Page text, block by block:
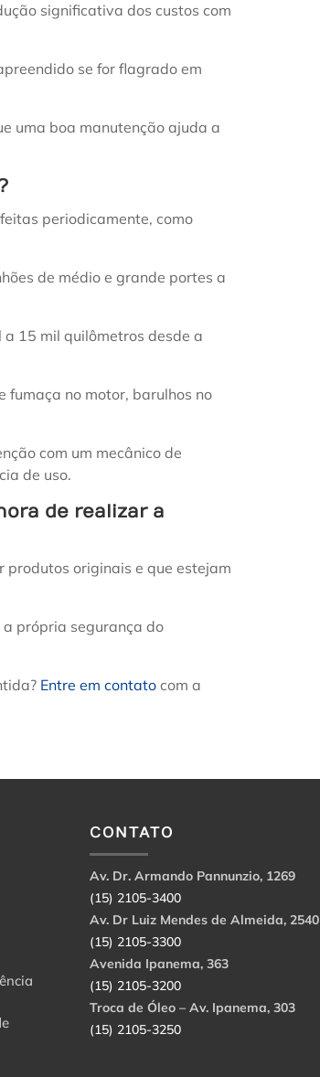
significativa dos custos com
se for flagrado em
uma boa manutenção ajuda a
periodicamente, como
de médio e grande portes a
15 mil quilômetros desde a
fumaça no motor, barulhos no
com um mecânico de
de uso.
de realizar a
originais e que estejam
própria segurança do
Entre em contato com a
CONTATO
Av. Dr. Armando Pannunzio, 1269
(15) 2105-3400
Av. Dr Luiz Mendes de Almeida, 2540
(15) 2105-3300
Avenida Ipanema, 363
(15) 2105-3200
Troca de Óleo – Av. Ipanema, 303
(15) 2105-3250